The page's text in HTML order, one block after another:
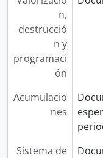
n,
destrucció
n y
programaci
ón
Acumulacio
nes
Sistema de